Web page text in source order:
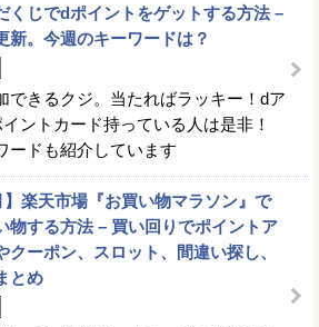
くじでdポイントをゲットする方法 –
新。今週のキーワードは？
できるクジ。当たればラッキー！dア
ントカード持っている人は是非！
ードも紹介しています
】楽天市場『お買い物マラソン』で
物する方法 – 買い回りでポイントア
クーポン、スロット、間違い探し、
とめ